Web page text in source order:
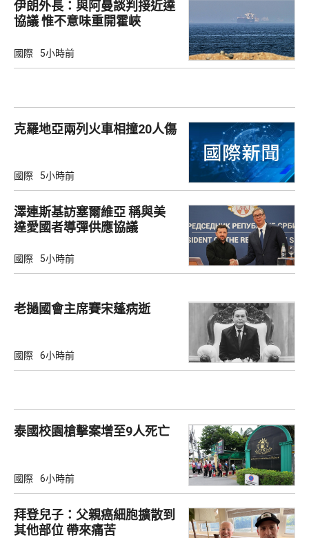
伊朗外長：與阿曼談判接近達
協議 惟不意味重開霍峽
國際 5小時前
克羅地亞兩列火車相撞20人傷
國際 5小時前
澤連斯基訪塞爾維亞 稱與美
達愛國者導彈供應協議
國際 5小時前
老撾國會主席賽宋蓬病逝
國際 6小時前
泰國校園槍擊案增至9人死亡
國際 6小時前
拜登兒子：父親癌細胞擴散到
其他部位 帶來痛苦